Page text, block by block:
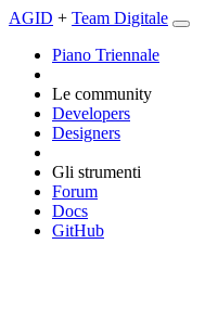
AGID + Team Digitale
Piano Triennale
Le community
Developers
Designers
Gli strumenti
Forum
Docs
GitHub